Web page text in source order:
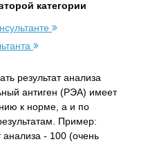
категории
результат анализа
антиген (РЭА) имеет
к норме, а и по
Пример:
анализа - 100 (очень